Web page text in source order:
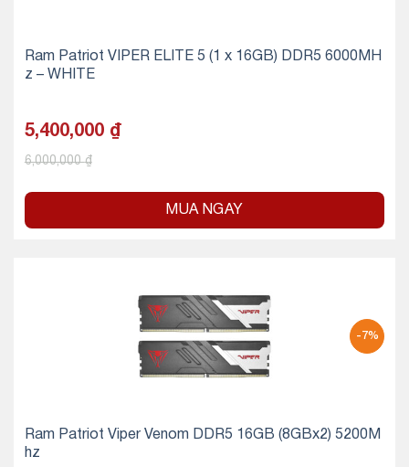
Ram Patriot VIPER ELITE 5 (1 x 16GB) DDR5 6000MH
z – WHITE
5,400,000 ₫
6,000,000₫
MUA NGAY
-7%
Ram Patriot Viper Venom DDR5 16GB (8GBx2) 5200M
hz